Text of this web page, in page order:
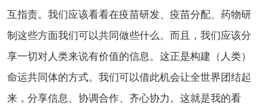
互指责。我们应该看看在疫苗研发、疫苗分配、药物研
制这些方面我们可以共同做些什么。而且，我们应该分
享一切对人类来说有价值的信息。这正是构建（人类）
命运共同体的方式。我们可以借此机会让全世界团结起
来，分享信息、协调合作、齐心协力。这就是我的看